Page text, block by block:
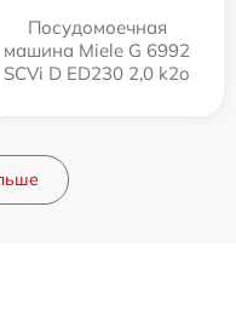
Посудомоечная
машина Miele G 6992
SCVi D ED230 2,0 k2o